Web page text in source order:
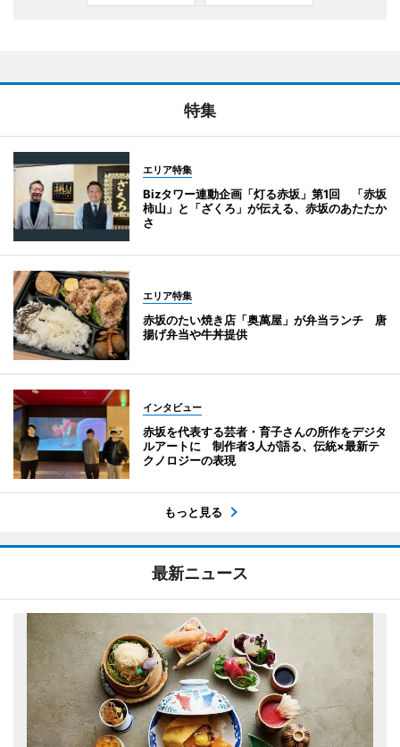
特集
エリア特集
Bizタワー連動企画「灯る赤坂」第1回 「赤坂
柿山」と「ざくろ」が伝える、赤坂のあたたか
さ
エリア特集
赤坂のたい焼き店「奥萬屋」が弁当ランチ 唐
揚げ弁当や牛丼提供
インタビュー
赤坂を代表する芸者・育子さんの所作をデジタ
ルアートに 制作者3人が語る、伝統×最新テ
クノロジーの表現
もっと見る
最新ニュース